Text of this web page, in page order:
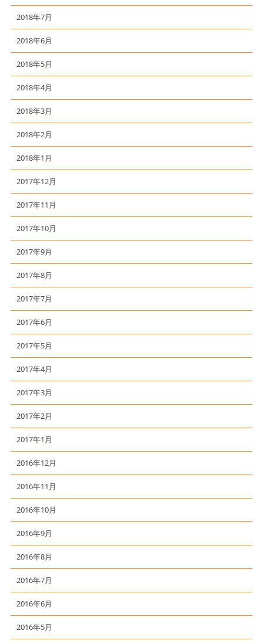
2018年7月
2018年6月
2018年5月
2018年4月
2018年3月
2018年2月
2018年1月
2017年12月
2017年11月
2017年10月
2017年9月
2017年8月
2017年7月
2017年6月
2017年5月
2017年4月
2017年3月
2017年2月
2017年1月
2016年12月
2016年11月
2016年10月
2016年9月
2016年8月
2016年7月
2016年6月
2016年5月